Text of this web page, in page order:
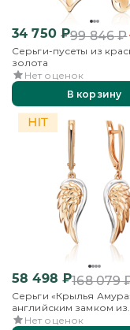
34 750₽99 846₽
Серьги-пусеты из
золота
Нет оценок
В корзину
58 498 ₽168 079
Серьги «Крылья
английским замком из
красного золота
Нет оценок